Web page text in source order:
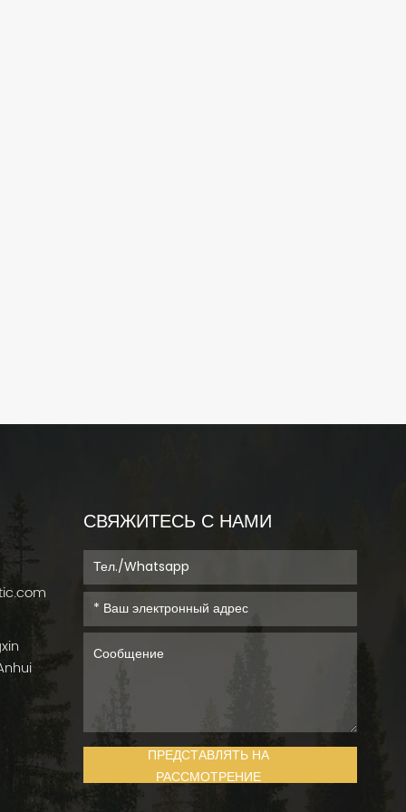
СВЯЖИТЕСЬ С НАМИ
ПРЕДСТАВЛЯТЬ НА
РАССМОТРЕНИЕ